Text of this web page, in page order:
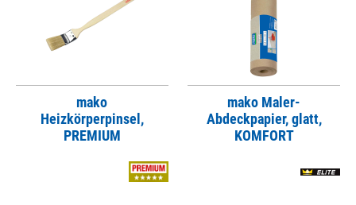
mako
Heizkörperpinsel,
PREMIUM
mako Maler-
Abdeckpapier, glatt,
KOMFORT